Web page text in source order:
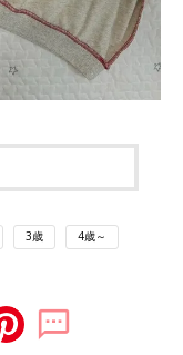
3歳 4歳～